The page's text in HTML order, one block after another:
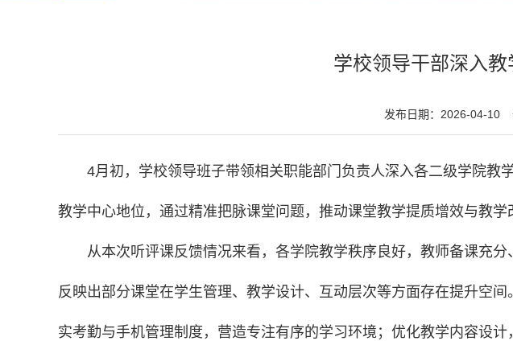
学校领导干部深入
发布日期：2026-04-10
4月初，学校领导班子带领相关职能部门负责人深入各二级学院教
教学中心地位，通过精准把脉课堂问题，推动课堂教学提质增效与教学
从本次听评课反馈情况来看，各学院教学秩序良好，教师备课充
反映出部分课堂在学生管理、教学设计、互动层次等方面存在提升空
实考勤与手机管理制度，营造专注有序的学习环境；优化教学内容设